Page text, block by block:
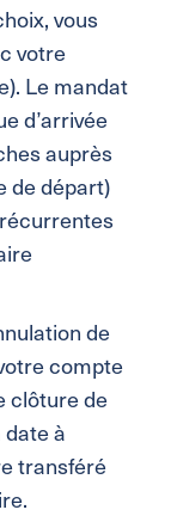
vous
votre
Le mandat
d’arrivée
auprès
de départ)
de
compte
clôture de
à
transféré